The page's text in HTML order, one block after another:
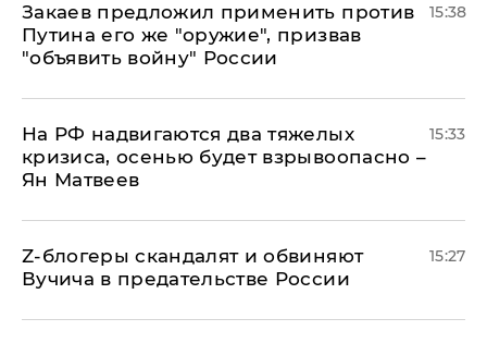
Закаев предложил применить против
Путина его же "оружие", призвав
"объявить войну" России
15:38
На РФ надвигаются два тяжелых
кризиса, осенью будет взрывоопасно –
Ян Матвеев
15:33
Z-блогеры скандалят и обвиняют
Вучича в предательстве России
15:27